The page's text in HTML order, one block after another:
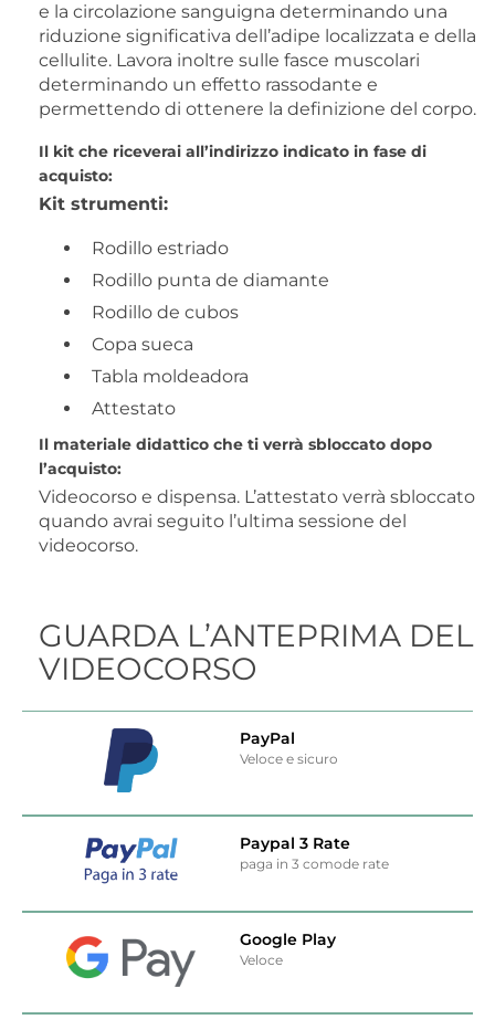
e la circolazione sanguigna determinando una
riduzione significativa dell’adipe localizzata e della
cellulite. Lavora inoltre sulle fasce muscolari
determinando un effetto rassodante e
permettendo di ottenere la definizione del corpo.
Il kit che riceverai all’indirizzo indicato in fase di
acquisto:
Kit strumenti:
Rodillo estriado
Rodillo punta de diamante
Rodillo de cubos
Copa sueca
Tabla moldeadora
Attestato
Il materiale didattico che ti verrà sbloccato dopo
l’acquisto:
Videocorso e dispensa. L’attestato verrà sbloccato
quando avrai seguito l’ultima sessione del
videocorso.
GUARDA L’ANTEPRIMA DEL
VIDEOCORSO
PayPal
Veloce e sicuro
Paypal 3 Rate
paga in 3 comode rate
Google Play
Veloce